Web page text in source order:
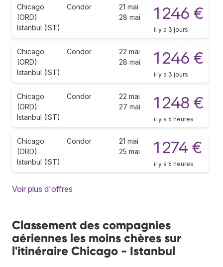
Chicago
(ORD)
Istanbul (IST)
Condor
21 mai
28 mai
1 246 €
il y a 3 jours
Chicago
(ORD)
Istanbul (IST)
Condor
22 mai
28 mai
1 246 €
il y a 3 jours
Chicago
(ORD)
Istanbul (IST)
Condor
22 mai
27 mai
1 248 €
il y a 6 heures
Chicago
(ORD)
Istanbul (IST)
Condor
21 mai
25 mai
1 274 €
il y a 6 heures
Voir plus d'offres
Classement des compagnies
aériennes les moins chères sur
l'itinéraire Chicago - Istanbul